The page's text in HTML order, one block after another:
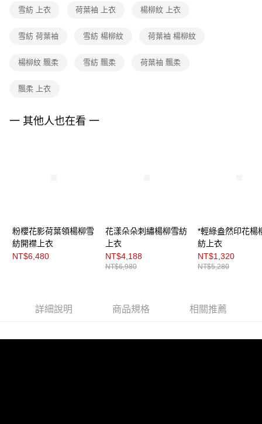
※ 請注意：結帳手續完成當下不需立刻繳費，但若您需要取消訂單，請聯絡
購買商品的店家。未經商家同意取消之訂單仍視為有效，需透過AFTEE先享
※ 交易是否成功請以「AFTEE先享後付 」之結帳頁面顯示為準，若有關於
客戶支援中心」
https://netprotections.freshdesk.com/support/home
１．透過由恩沛科技股份有限公司提供之「AFTEE先享後付」服務完成之交
２．關於個人資料處理事宜，請瀏覽以下網址：
每筆NT$90，滿NT$3,600(含以上)免運費
離島宅配 (蘭嶼恕不配送)
免運費
雪紡 上衣 荷葉袖 上衣 楊柳紋 上衣
雪紡 荷葉袖 雪紡 楊柳紋 荷葉袖 楊柳紋
楊柳紋 飄柔 雪紡 飄柔 荷葉袖 飄柔
飄柔 上衣
一 其他人也在看 一
粉櫻花影荷葉領楊柳雪
紡開襟上衣
NT$6,480
花漾朵朵刺繡楊柳雪紡
上衣
NT$4,188
NT$6,980
*輕綠盎然印花楊
紡上衣
NT$1,320
NT$5,280
詳細說明 商品規格 相關推薦